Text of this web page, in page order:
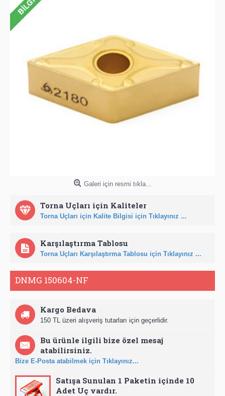
Galeri için resmi tıkla...
Torna Uçları için Kaliteler
Torna Uçları için Kalite Bilgisi için Tıklayınız ...
Karşılaştırma Tablosu
Torna Uçları Karşılaştırma Tablosu için Tıklayınız ...
DNMG 150604-NF
Kargo Bedava
150 TL üzeri alışveriş tutarları için geçerlidir.
Bu ürünle ilgili bize özel mesaj
atabilirsiniz.
Bize E-Posta atabilmek için Tıklayınız...
Satışa Sunulan 1 Paketin içinde 10
Adet Uç vardır.